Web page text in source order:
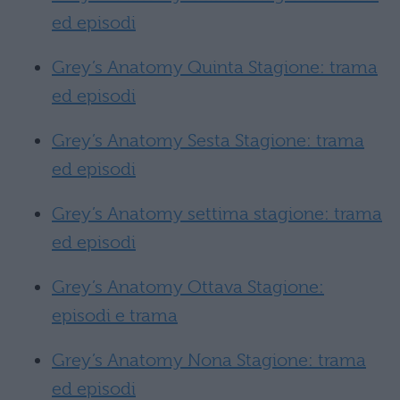
ed episodi
Grey’s Anatomy Quinta Stagione: trama
ed episodi
Grey’s Anatomy Sesta Stagione: trama
ed episodi
Grey’s Anatomy settima stagione: trama
ed episodi
Grey’s Anatomy Ottava Stagione:
episodi e trama
Grey’s Anatomy Nona Stagione: trama
ed episodi